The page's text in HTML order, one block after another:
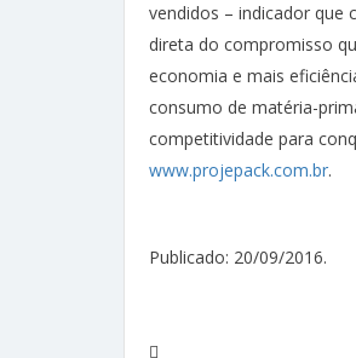
vendidos – indicador que
direta do compromisso
economia e mais
consumo de matéria-
competitividade para
www.projepack.com.br.
Publicado: 20/09/2016.